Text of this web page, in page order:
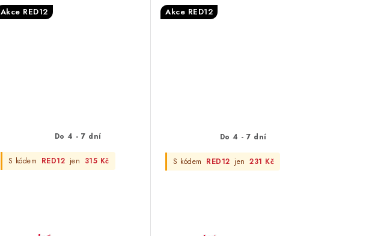
Akce RED12
Do 4 - 7 dní
S kódem RED12 jen 315 Kč
Akce RED12
Do 4 - 7 dní
S kódem RED12 jen 231 Kč